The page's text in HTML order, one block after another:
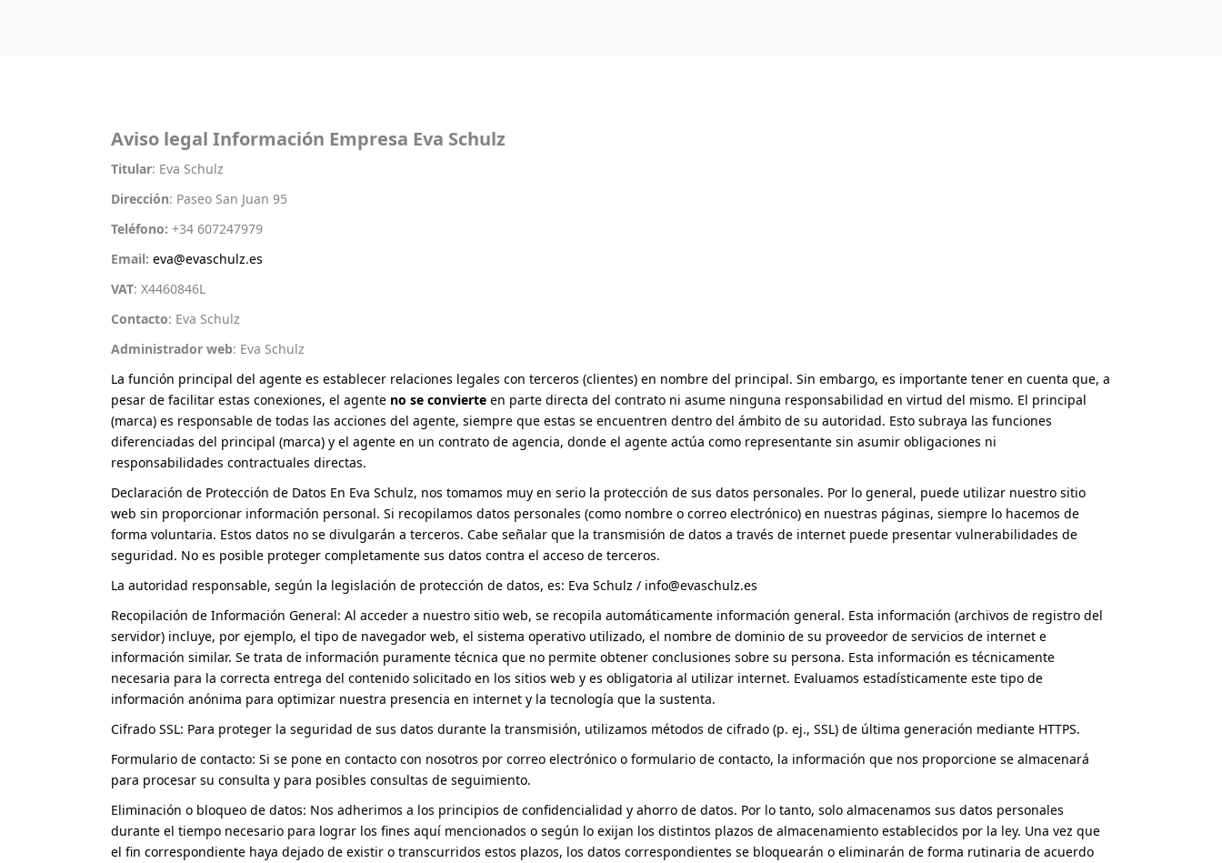
Aviso legal Información Empresa Eva Schulz
Titular: Eva Schulz
Dirección: Paseo San Juan 95
Teléfono: +34 607247979
Email: eva@evaschulz.es
VAT: X4460846L
Contacto: Eva Schulz
Administrador web: Eva Schulz
La función principal del agente es establecer relaciones legales con terceros (clientes) en nombre del principal. Sin embargo, es importante tener en cuenta que, a
pesar de facilitar estas conexiones, el agente no se convierte en parte directa del contrato ni asume ninguna responsabilidad en virtud del mismo. El principal
(marca) es responsable de todas las acciones del agente, siempre que estas se encuentren dentro del ámbito de su autoridad. Esto subraya las funciones
diferenciadas del principal (marca) y el agente en un contrato de agencia, donde el agente actúa como representante sin asumir obligaciones ni
responsabilidades contractuales directas.
Declaración de Protección de Datos En Eva Schulz, nos tomamos muy en serio la protección de sus datos personales. Por lo general, puede utilizar nuestro sitio
web sin proporcionar información personal. Si recopilamos datos personales (como nombre o correo electrónico) en nuestras páginas, siempre lo hacemos de
forma voluntaria. Estos datos no se divulgarán a terceros. Cabe señalar que la transmisión de datos a través de internet puede presentar vulnerabilidades de
seguridad. No es posible proteger completamente sus datos contra el acceso de terceros.
La autoridad responsable, según la legislación de protección de datos, es: Eva Schulz / info@evaschulz.es
Recopilación de Información General: Al acceder a nuestro sitio web, se recopila automáticamente información general. Esta información (archivos de registro del
servidor) incluye, por ejemplo, el tipo de navegador web, el sistema operativo utilizado, el nombre de dominio de su proveedor de servicios de internet e
información similar. Se trata de información puramente técnica que no permite obtener conclusiones sobre su persona. Esta información es técnicamente
necesaria para la correcta entrega del contenido solicitado en los sitios web y es obligatoria al utilizar internet. Evaluamos estadísticamente este tipo de
información anónima para optimizar nuestra presencia en internet y la tecnología que la sustenta.
Cifrado SSL: Para proteger la seguridad de sus datos durante la transmisión, utilizamos métodos de cifrado (p. ej., SSL) de última generación mediante HTTPS.
Formulario de contacto: Si se pone en contacto con nosotros por correo electrónico o formulario de contacto, la información que nos proporcione se almacenará
para procesar su consulta y para posibles consultas de seguimiento.
Eliminación o bloqueo de datos: Nos adherimos a los principios de confidencialidad y ahorro de datos. Por lo tanto, solo almacenamos sus datos personales
durante el tiempo necesario para lograr los fines aquí mencionados o según lo exijan los distintos plazos de almacenamiento establecidos por la ley. Una vez que
el fin correspondiente haya dejado de existir o transcurridos estos plazos, los datos correspondientes se bloquearán o eliminarán de forma rutinaria de acuerdo